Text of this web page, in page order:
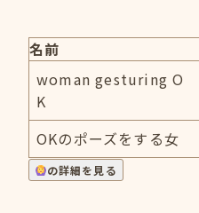
名前
woman gesturing O
K
OKのポーズをする女
の詳細を見る